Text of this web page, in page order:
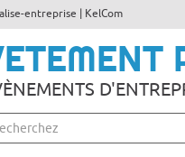
entreprise | KelCom